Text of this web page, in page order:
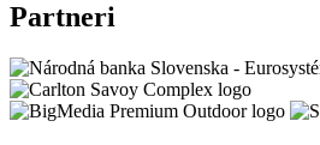
Partneri